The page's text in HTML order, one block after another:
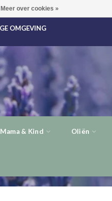
OMGEVING
Mama & Kind Oliën
Meer over cookies »